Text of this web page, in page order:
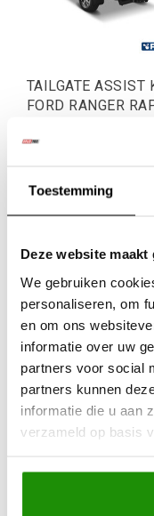
Toestemming
Deze website
We gebruiken
personaliseren, om
en om ons
informatie over uw
partners voor social
partners kunnen
informatie die u aan
verzameld op basis
TAILGATE ASSIST
FORD RANGER
Excl. btw